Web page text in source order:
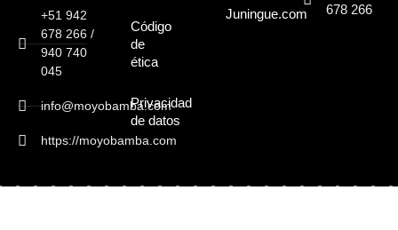
+51 942
678 266 /
940 740
045
info@moyobamba.com
https://moyobamba.com
Código
de
ética
Privacidad
de datos
Juningue.com
678 266